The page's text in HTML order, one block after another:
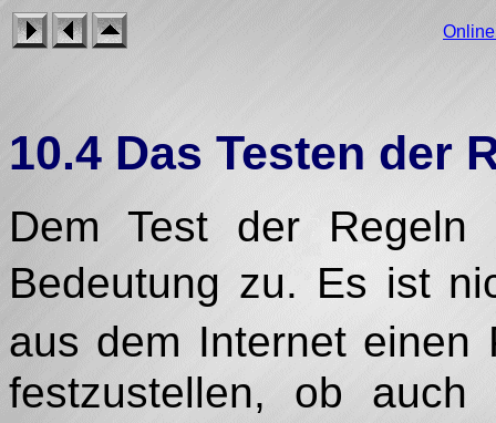
10.4 Das Testen der
Dem Test der Regeln
Bedeutung zu. Es ist
aus dem Internet
festzustellen, ob